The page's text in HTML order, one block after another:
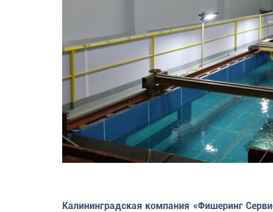
Калининградская компания «Фишеринг